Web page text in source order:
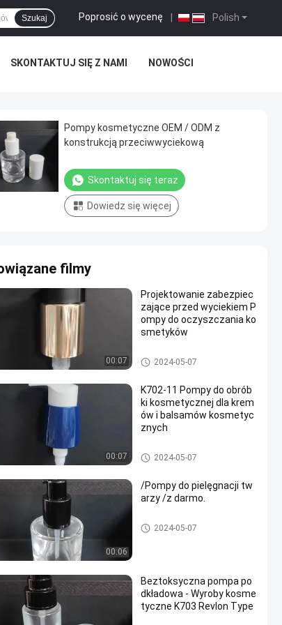
Polish
Poprosić o wycenę
Szukaj
SKONTAKTUJ SIĘ Z NAMI NOWOŚCI
Pompy kosmetyczne OEM / ODM z
konstrukcją przeciwwyciekową
Skontaktuj się teraz
Dowiedz się więcej
filmy
00:07
Projektowanie zabezpiec
zające przed wyciekiem P
ompy do oczyszczania ko
smetyków
Pompy do zabiegów kosmetyc
znych
2024-05-07
00:07
K702-11 Pompy do obrób
ki kosmetycznej dla krem
ów i balsamów kosmetyc
znych
Pompy do zabiegów kosmetyc
znych
2024-05-07
00:06
/Pompy do pielęgnacji tw
arzy /z darmo.
Pompy do zabiegów kosmetyc
znych
2024-05-07
Beztoksyczna pompa po
dkładowa - Wyroby kosme
tyczne K703 Revlon Type